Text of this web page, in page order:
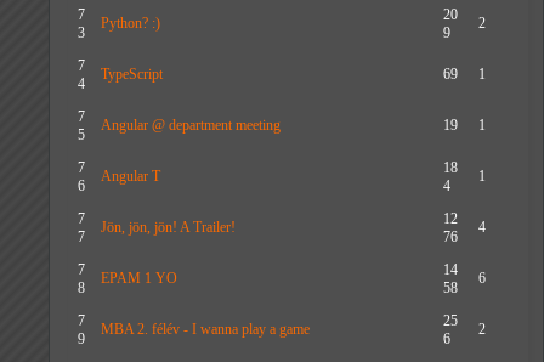
7
3
Python? :)
20
9
2
7
4
TypeScript 69 1
7
5
Angular @ department meeting 19 1
7
6
Angular T
18
4
1
7
7
Jön, jön, jön! A Trailer!
12
76
4
7
8
EPAM 1 YO
14
58
6
7
9
MBA 2. félév - I wanna play a game
25
6
2